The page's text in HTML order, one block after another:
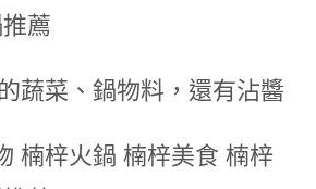
蔬菜、鍋物料，還有沾醬